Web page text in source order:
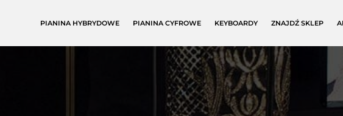
PIANINA HYBRYDOWE PIANINA CYFROWE KEYBOARDY ZNAJDŹ SKLEP